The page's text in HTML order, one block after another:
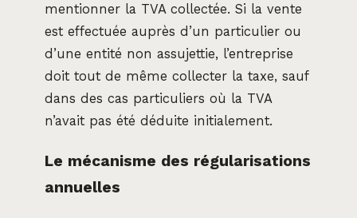
mentionner la TVA collectée. Si la vente
est effectuée auprès d’un particulier ou
d’une entité non assujettie, l’entreprise
doit tout de même collecter la taxe, sauf
dans des cas particuliers où la TVA
n’avait pas été déduite initialement.
Le mécanisme des régularisations
annuelles